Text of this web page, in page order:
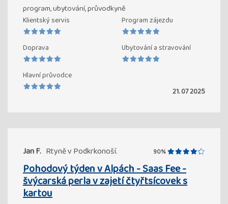
program, ubytování, průvodkyně
Klientský servis Program zájezdu
Doprava Ubytování a stravování
Hlavní průvodce
21. 07 2025
Jan F. Rtyně v Podkrkonoší. 90%
Pohodový týden v Alpách - Saas Fee -
švýcarská perla v zajetí čtyřtsícovek s
kartou